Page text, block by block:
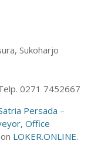
Sukoharjo
0271 7452667
Persada –
Office
LOKER.ONLINE.